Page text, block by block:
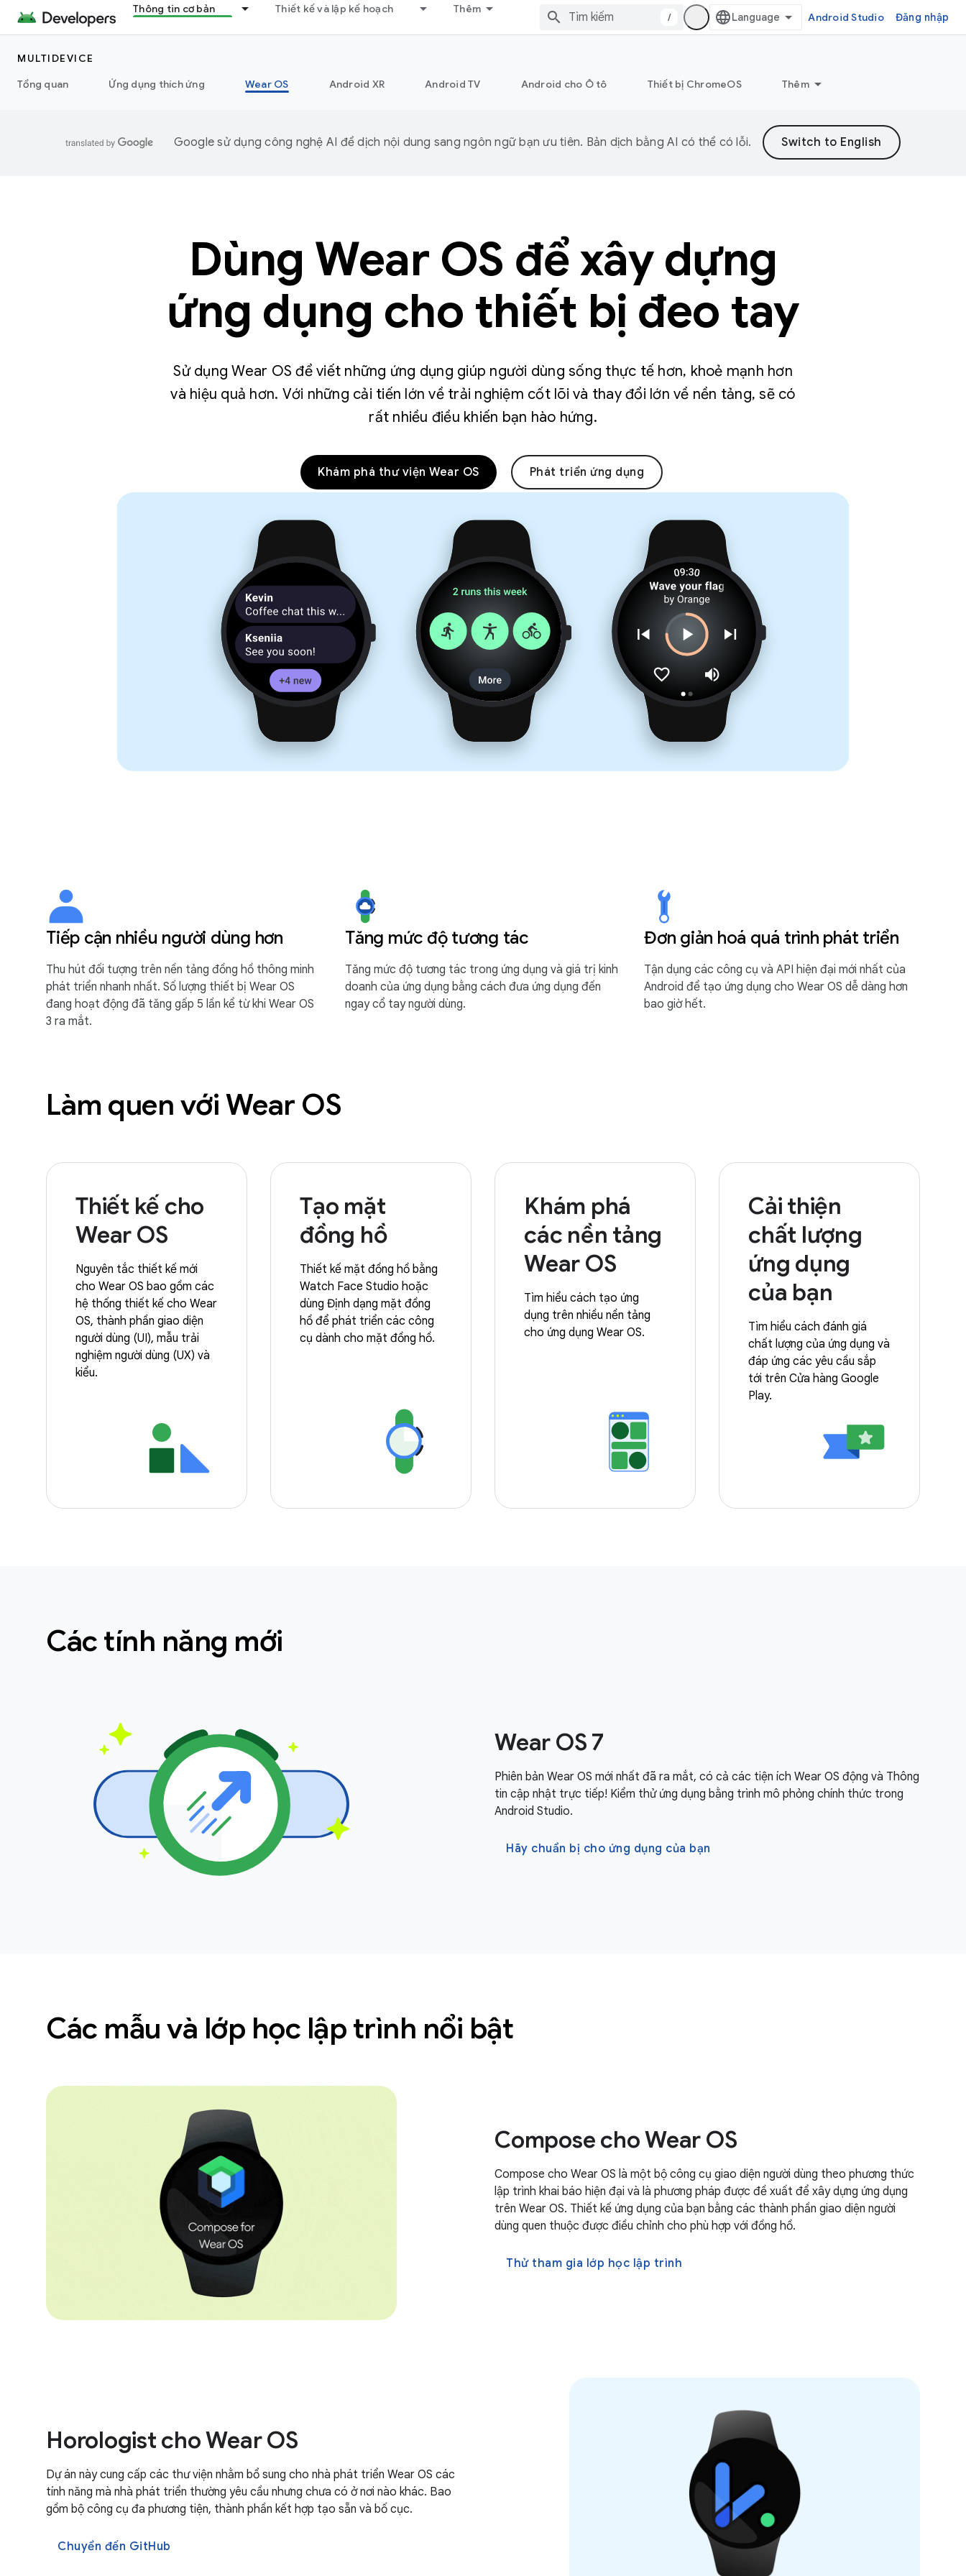
Thông tin cơ bản Thiết kế và lập kế hoạch Thêm
/ Android Studio Đăng nhập
MULTIDEVICE
Tổng quan
Ứng dụng thích ứng Wear OS Android XR Android TV Android cho Ô tô Thiết bị ChromeOS Thêm
Google sử dụng công nghệ AI để dịch nội dung sang ngôn ngữ bạn ưu tiên. Bản dịch bằng AI có thể có lỗi.
Dùng Wear OS để xây dựng
ứng dụng cho thiết bị đeo tay
Sử dụng Wear OS để viết những ứng dụng giúp người dùng sống thực tế hơn, khoẻ mạnh hơn
và hiệu quả hơn. Với những cải tiến lớn về trải nghiệm cốt lõi và thay đổi lớn về nền tảng, sẽ có
rất nhiều điều khiến bạn hào hứng.
Khám phá thư viện Wear OS Phát triển ứng dụng
Tiếp cận nhiều người dùng hơn
Thu hút đối tượng trên nền tảng đồng hồ thông minh
phát triển nhanh nhất. Số lượng thiết bị Wear OS
đang hoạt động đã tăng gấp 5 lần kể từ khi Wear OS
3 ra mắt.
Tăng mức độ tương tác
Tăng mức độ tương tác trong ứng dụng và giá trị kinh
doanh của ứng dụng bằng cách đưa ứng dụng đến
ngay cổ tay người dùng.
Đơn giản hoá quá trình phát triển
Tận dụng các công cụ và API hiện đại mới nhất của
Android để tạo ứng dụng cho Wear OS dễ dàng hơn
bao giờ hết.
Làm quen với Wear OS
Thiết kế cho
Wear OS
Nguyên tắc thiết kế mới
cho Wear OS bao gồm các
hệ thống thiết kế cho Wear
OS, thành phần giao diện
người dùng (UI), mẫu trải
nghiệm người dùng (UX) và
kiểu.
Tạo mặt
đồng hồ
Thiết kế mặt đồng hồ bằng
Watch Face Studio hoặc
dùng Định dạng mặt đồng
hồ để phát triển các công
cụ dành cho mặt đồng hồ.
Khám phá
các nền tảng
Wear OS
Tìm hiểu cách tạo ứng
dụng trên nhiều nền tảng
cho ứng dụng Wear OS.
Cải thiện
chất lượng
ứng dụng
của bạn
Tìm hiểu cách đánh giá
chất lượng của ứng dụng và
đáp ứng các yêu cầu sắp
tới trên Cửa hàng Google
Play.
Các tính năng mới
Wear OS 7
Phiên bản Wear OS mới nhất đã ra mắt, có cả các tiện ích Wear OS động và Thông
tin cập nhật trực tiếp! Kiểm thử ứng dụng bằng trình mô phỏng chính thức trong
Android Studio.
Hãy chuẩn bị cho ứng dụng của bạn
Các mẫu và lớp học lập trình nổi bật
Compose cho Wear OS
Compose cho Wear OS là một bộ công cụ giao diện người dùng theo phương thức
lập trình khai báo hiện đại và là phương pháp được đề xuất để xây dựng ứng dụng
trên Wear OS. Thiết kế ứng dụng của bạn bằng các thành phần giao diện người
dùng quen thuộc được điều chỉnh cho phù hợp với đồng hồ.
Thử tham gia lớp học lập trình
Horologist cho Wear OS
Dự án này cung cấp các thư viện nhằm bổ sung cho nhà phát triển Wear OS các
tính năng mà nhà phát triển thường yêu cầu nhưng chưa có ở nơi nào khác. Bao
gồm bộ công cụ đa phương tiện, thành phần kết hợp tạo sẵn và bố cục.
Chuyển đến GitHub